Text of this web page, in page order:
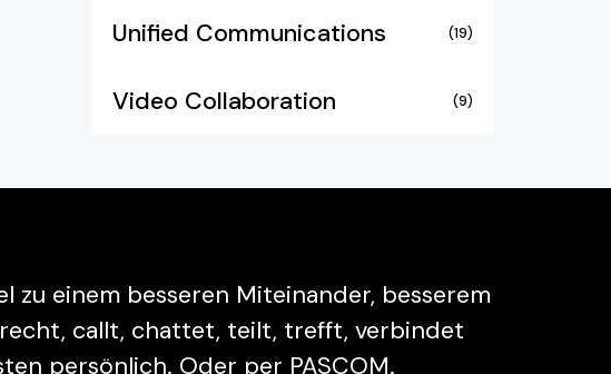
Unified Communications (19)
Video Collaboration (9)
zu einem besseren Miteinander, besserem
callt, chattet, teilt, trefft, verbindet
persönlich. Oder per PASCOM.